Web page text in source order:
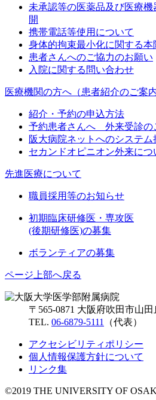
未承認等の医薬品及び医療
開
携帯電話等使用について
身体的拘束最小化に関する本
患者さんへのご協力のお願い
入院に関する問い合わせ
医療機関の方へ（患者紹介のご案内
紹介・予約の申込方法
予約患者さんへ 外来受診の
阪大病院ネットへのシステム
セカンドオピニオン外来につ
先進医療について
職員採用等のお知らせ
初期臨床研修医・専攻医
(後期研修医)の募集
ボランティアの募集
ページ上部へ戻る
〒565-0871 大阪府吹田市山
TEL. 06-6879-5111 （代表）
アクセシビリティポリシー
個人情報保護方針について
リンク集
©2019 THE UNIVERSITY OF